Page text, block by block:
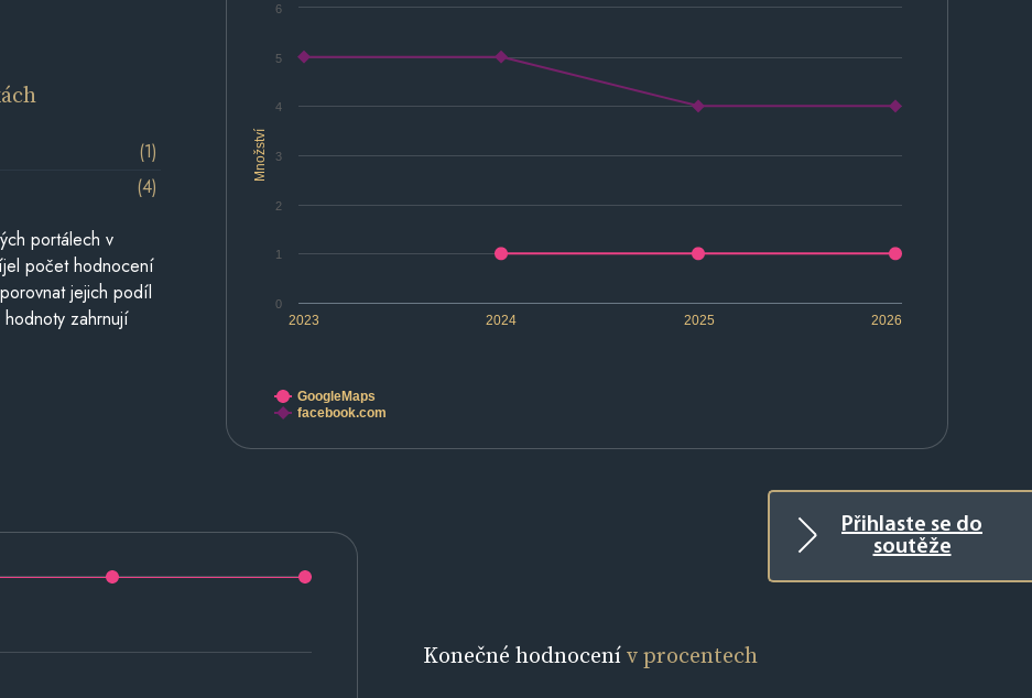
Přihlaste se do
soutěže
Množství
2023 2024 2025 2026
0
1
2
3
4
5
6
GoogleMaps
facebook.com
(1)
(4)
portálech v
počet hodnocení
jejich podíl
zahrnují
Konečné hodnocenív procentech